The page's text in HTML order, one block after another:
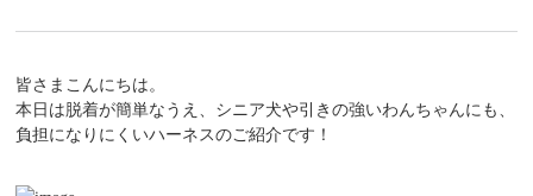
皆さまこんにちは。
本日は脱着が簡単なうえ、シニア犬や引きの強いわんちゃんにも、
負担になりにくいハーネスのご紹介です！